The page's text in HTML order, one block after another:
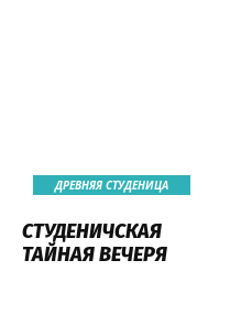
ДРЕВНЯЯ СТУДЕНИЦА
СТУДЕНИЧСКАЯ
ТАЙНАЯ ВЕЧЕРЯ